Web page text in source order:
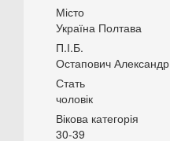
Місто
Україна Полтава
П.І.Б.
Остапович Александр
Стать
чоловік
Вікова категорія
30-39